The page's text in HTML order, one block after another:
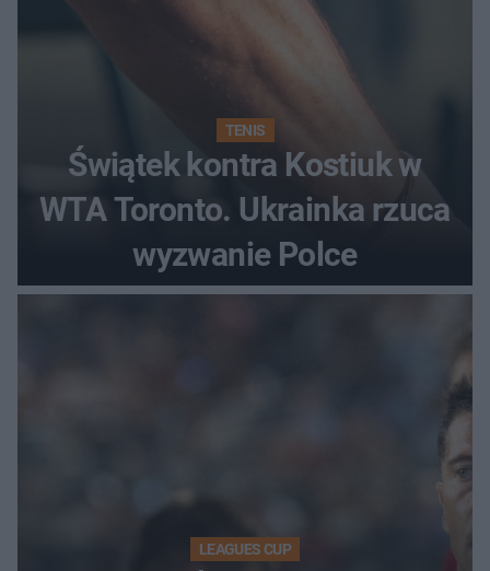
TENIS
Świątek kontra Kostiuk w
WTA Toronto. Ukrainka rzuca
wyzwanie Polce
LEAGUES CUP